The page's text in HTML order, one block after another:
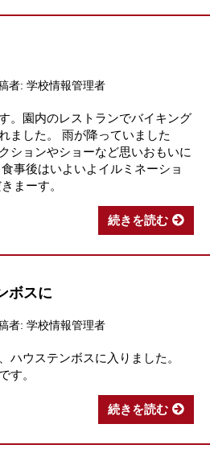
者: 学校情報管理者
。園内のレストランでバイキング
ました。 雨が降っていました
ションやショーなど思いおもいに
事後はいよいよイルミネーショ
まーす。
続きを読む
ボスに
者: 学校情報管理者
ハウステンボスに入りました。
す。
続きを読む